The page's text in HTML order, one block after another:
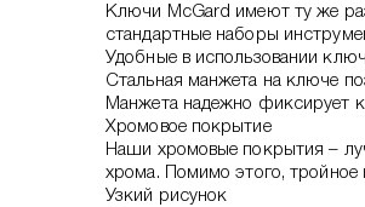
Ключи McGard имеют ту же
стандартные наборы
Удобные в использовании
Стальная манжета на ключе
Манжета надежно фиксирует
Хромовое покрытие
Наши хромовые покрытия –
хрома. Помимо этого, тройное
Узкий рисунок